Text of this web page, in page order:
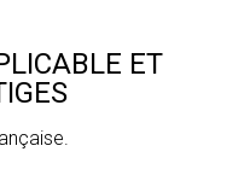
ET